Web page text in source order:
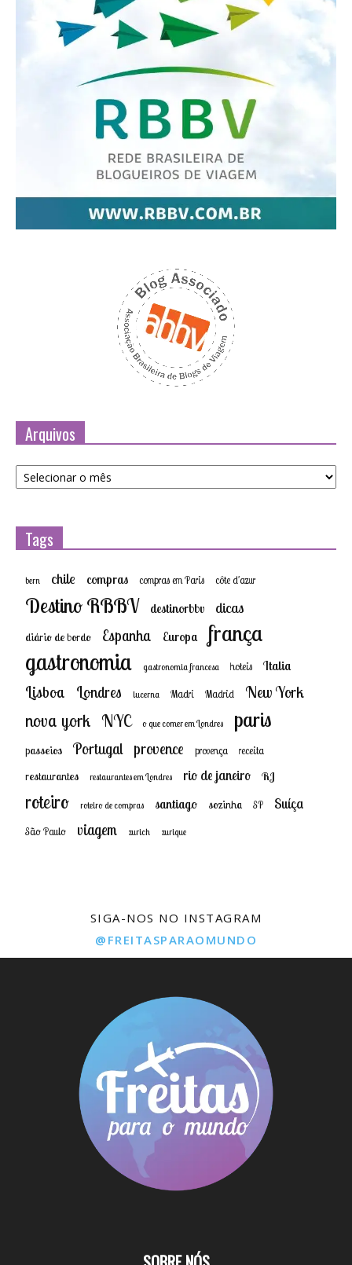
Arquivos
Arquivos
Tags
bern chile compras compras em Paris côte d'azur
Destino RBBV destinorbbv dicas
diário de bordo Espanha Europa frança
gastronomia gastronomia francesa hoteis Italia
Lisboa Londres lucerna Madri Madrid New York
nova york NYC o que comer em Londres paris
passeios Portugal provence provença receita
restaurantes restaurantes em Londres rio de janeiro RJ
roteiro roteiro de compras santiago sozinha SP Suíça
São Paulo viagem zurich zurique
SIGA-NOS NO INSTAGRAM
@FREITASPARAOMUNDO